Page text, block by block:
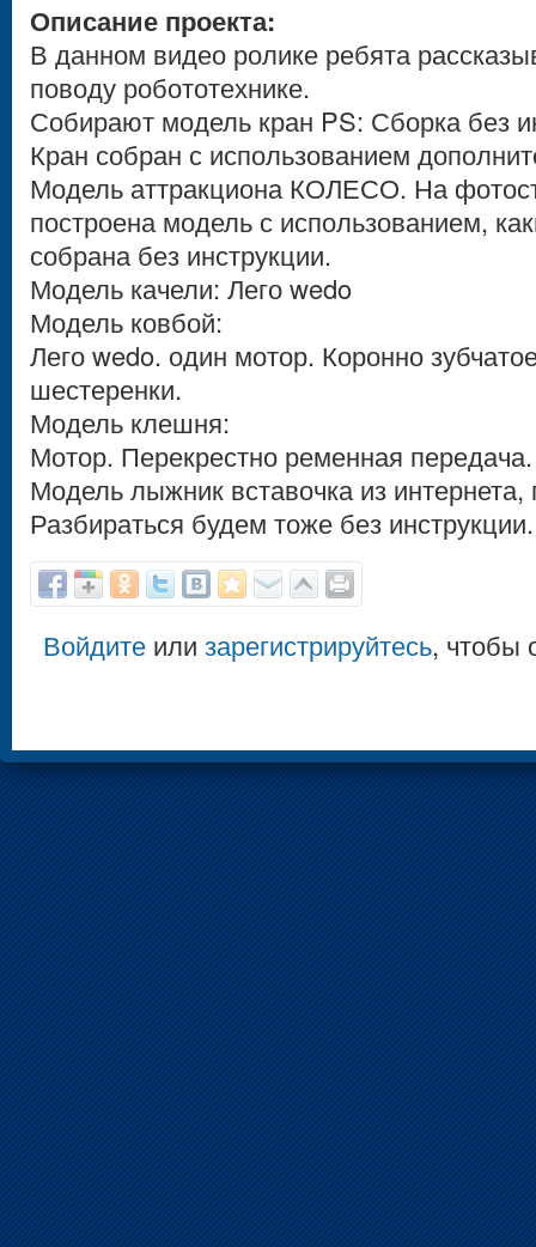
Описание проекта:
В данном видео ролике ребята
поводу робототехнике.
Собирают модель кран PS: Сборка без
Кран собран с использованием
Модель аттракциона КОЛЕСО. На
построена модель с использованием,
собрана без инструкции.
Модель качели: Лего wedo
Модель ковбой:
Лего wedo. один мотор. Коронно
шестеренки.
Модель клешня:
Мотор. Перекрестно ременная передача.
Модель лыжник вставочка из
Разбираться будем тоже без инструкции.
Войдитеили зарегистрируйтесь, чтобы